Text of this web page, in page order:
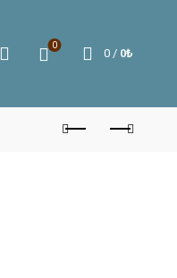
0
0 / 0₺